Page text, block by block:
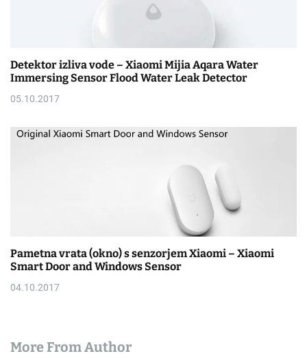
Detektor izliva vode – Xiaomi Mijia Aqara Water
Immersing Sensor Flood Water Leak Detector
05.10.2017
Pametna vrata (okno) s senzorjem Xiaomi – Xiaomi
Smart Door and Windows Sensor
04.10.2017
More From Author